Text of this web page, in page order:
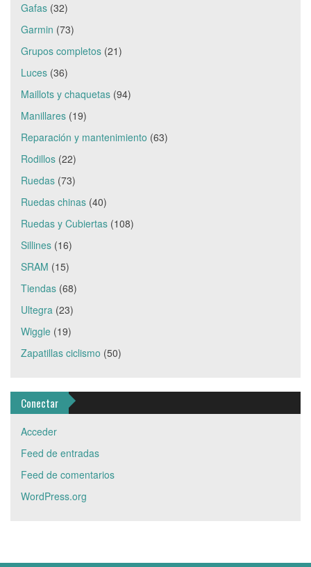
Gafas (32)
Garmin (73)
Grupos completos (21)
Luces (36)
Maillots y chaquetas (94)
Manillares (19)
Reparación y mantenimiento (63)
Rodillos (22)
Ruedas (73)
Ruedas chinas (40)
Ruedas y Cubiertas (108)
Sillines (16)
SRAM (15)
Tiendas (68)
Ultegra (23)
Wiggle (19)
Zapatillas ciclismo (50)
Conectar
Acceder
Feed de entradas
Feed de comentarios
WordPress.org